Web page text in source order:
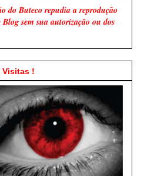
do Buteco repudia a reprodução
Blog sem sua autorização ou dos
Visitas !